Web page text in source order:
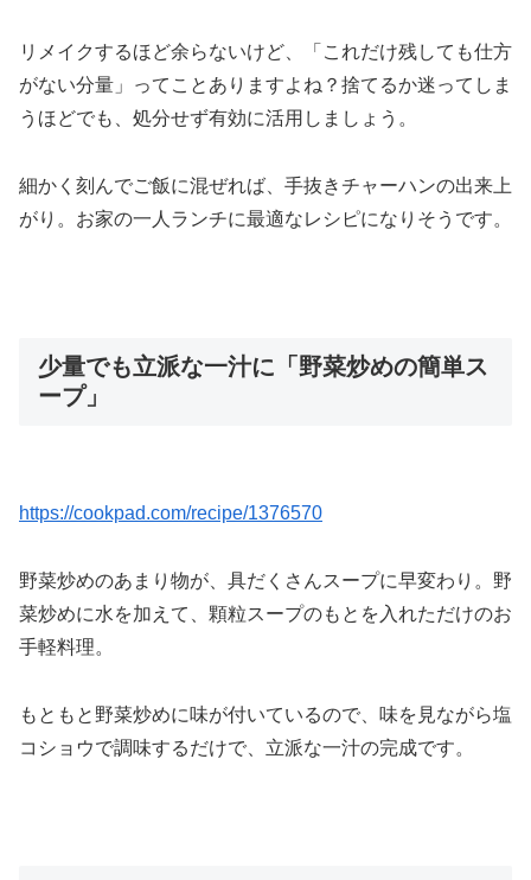
リメイクするほど余らないけど、「これだけ残しても仕方
がない分量」ってことありますよね？捨てるか迷ってしま
うほどでも、処分せず有効に活用しましょう。
細かく刻んでご飯に混ぜれば、手抜きチャーハンの出来上
がり。お家の一人ランチに最適なレシピになりそうです。
少量でも立派な一汁に「野菜炒めの簡単ス
ープ」
https://cookpad.com/recipe/1376570
野菜炒めのあまり物が、具だくさんスープに早変わり。野
菜炒めに水を加えて、 顆粒スープのもとを入れただけのお
手軽料理。
もともと野菜炒めに味が付いているので、味を見ながら塩
コショウで調味するだけで、立派な一汁の完成です。